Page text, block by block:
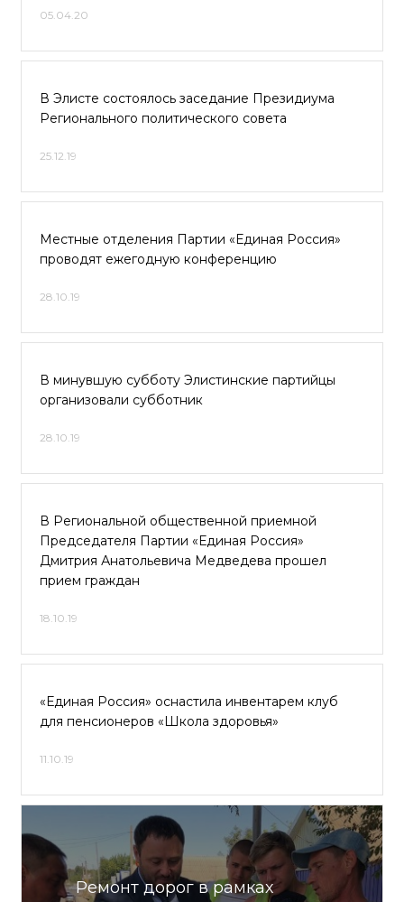
05.04.20
В Элисте состоялось заседание Президиума
Регионального политического совета
25.12.19
Местные отделения Партии «Единая Россия»
проводят ежегодную конференцию
28.10.19
В минувшую субботу Элистинские партийцы
организовали субботник
28.10.19
В Региональной общественной приемной
Председателя Партии «Единая Россия»
Дмитрия Анатольевича Медведева прошел
прием граждан
18.10.19
«Единая Россия» оснастила инвентарем клуб
для пенсионеров «Школа здоровья»
11.10.19
Ремонт дорог в рамках